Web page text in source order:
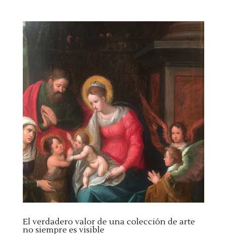
El verdadero valor de una colección de arte
no siempre es visible